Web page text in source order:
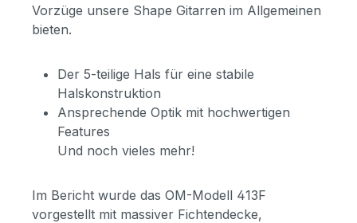
Vorzüge unsere Shape Gitarren im Allgemeinen
bieten.
Der 5-teilige Hals für eine stabile
Halskonstruktion
Ansprechende Optik mit hochwertigen
Features
Und noch vieles mehr!
Im Bericht wurde das OM-Modell 413F
vorgestellt mit massiver Fichtendecke,